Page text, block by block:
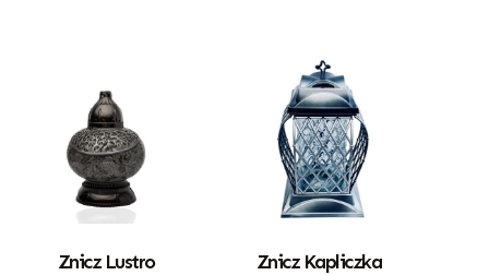
Znicz Lustro
Znicz Kapliczka